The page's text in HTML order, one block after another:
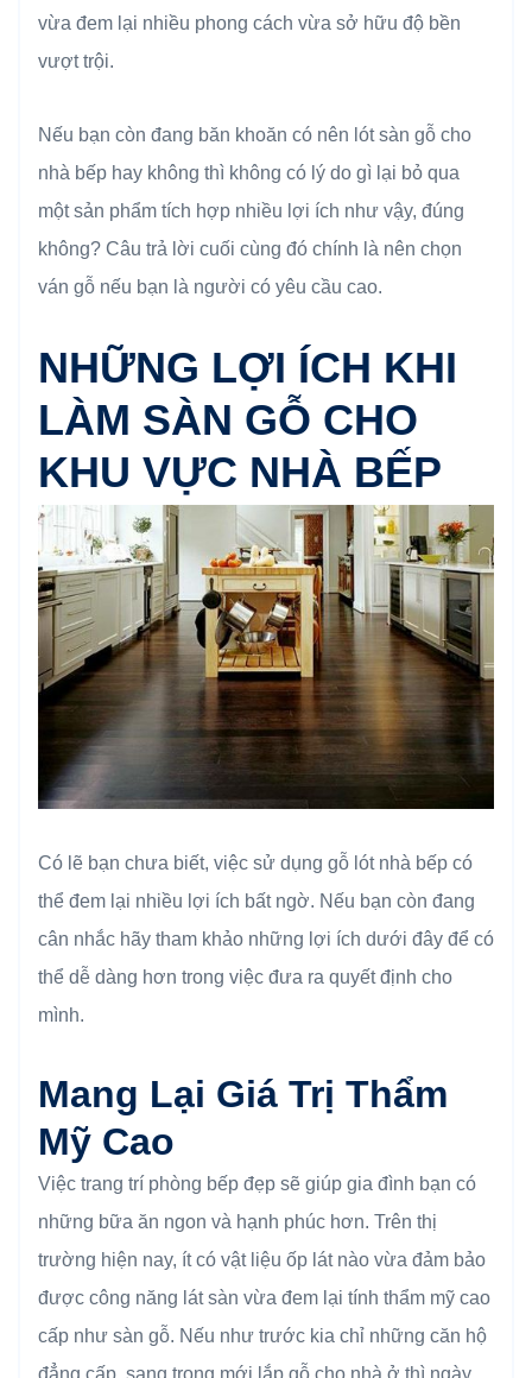
vừa đem lại nhiều phong cách vừa sở hữu độ bền
vượt trội.
Nếu bạn còn đang băn khoăn có nên lót sàn gỗ cho
nhà bếp hay không thì không có lý do gì lại bỏ qua
một sản phẩm tích hợp nhiều lợi ích như vậy, đúng
không? Câu trả lời cuối cùng đó chính là nên chọn
ván gỗ nếu bạn là người có yêu cầu cao.
NHỮNG LỢI ÍCH KHI
LÀM SÀN GỖ CHO
KHU VỰC NHÀ BẾP
Có lẽ bạn chưa biết, việc sử dụng gỗ lót nhà bếp có
thể đem lại nhiều lợi ích bất ngờ. Nếu bạn còn đang
cân nhắc hãy tham khảo những lợi ích dưới đây để có
thể dễ dàng hơn trong việc đưa ra quyết định cho
mình.
Mang Lại Giá Trị Thẩm
Mỹ Cao
Việc trang trí phòng bếp đẹp sẽ giúp gia đình bạn có
những bữa ăn ngon và hạnh phúc hơn. Trên thị
trường hiện nay, ít có vật liệu ốp lát nào vừa đảm bảo
được công năng lát sàn vừa đem lại tính thẩm mỹ cao
cấp như sàn gỗ. Nếu như trước kia chỉ những căn hộ